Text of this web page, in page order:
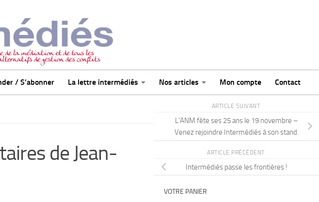
/ S’abonner La lettre intermédiés Nos articles Mon compte Contact
de Jean-
ARTICLE SUIVANT
L’ANM fête ses 25 ans le 19 novembre –
Venez rejoindre Intermédiés à son stand.
ARTICLE PRÉCÉDENT
Intermédiés passe les frontières !
VOTRE PANIER